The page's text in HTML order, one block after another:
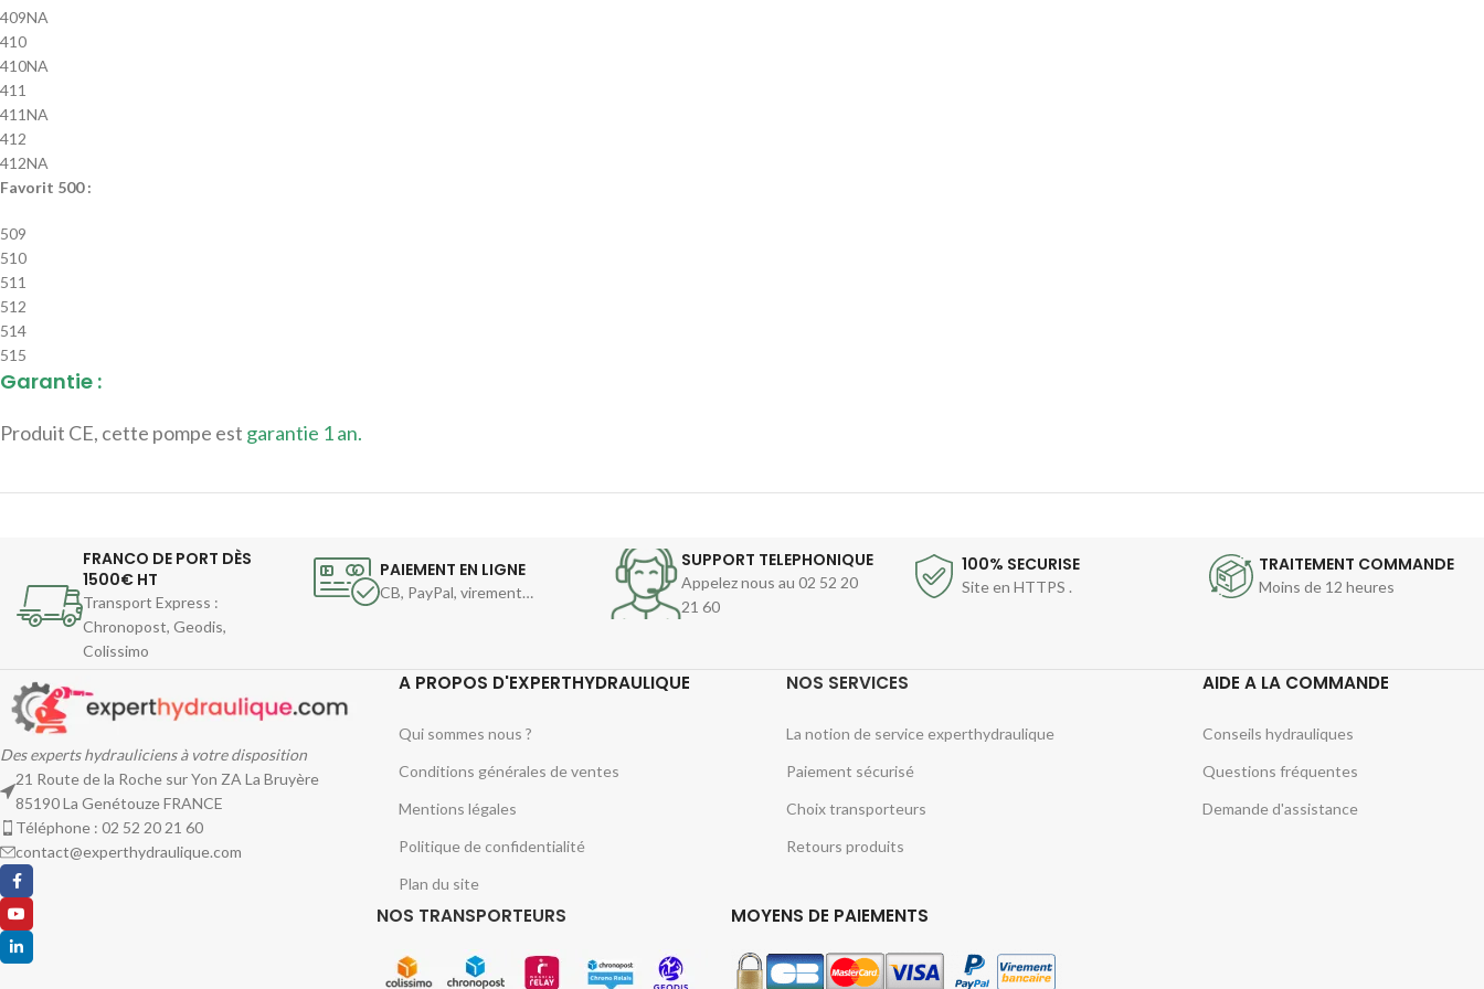
409NA
410
410NA
411
411NA
412
412NA
Favorit 500 :
509
510
511
512
514
515
Garantie :
Produit CE, cette pompe est garantie 1 an.
FRANCO DE PORT DÈS
1500€ HT
Transport Express :
Chronopost, Geodis,
Colissimo
PAIEMENT EN LIGNE
CB, PayPal, virement…
SUPPORT TELEPHONIQUE
Appelez nous au 02 52 20
21 60
100% SECURISE
Site en HTTPS .
TRAITEMENT COMMANDE
Moins de 12 heures
Des experts hydrauliciens à votre disposition
21 Route de la Roche sur Yon ZA La Bruyère
85190 La Genétouze FRANCE
Téléphone : 02 52 20 21 60
contact@experthydraulique.com
A PROPOS D'EXPERTHYDRAULIQUE
Qui sommes nous ?
Conditions générales de ventes
Mentions légales
Politique de confidentialité
Plan du site
NOS SERVICES
La notion de service experthydraulique
Paiement sécurisé
Choix transporteurs
Retours produits
AIDE A LA COMMANDE
Conseils hydrauliques
Questions fréquentes
Demande d'assistance
NOS TRANSPORTEURS MOYENS DE PAIEMENTS